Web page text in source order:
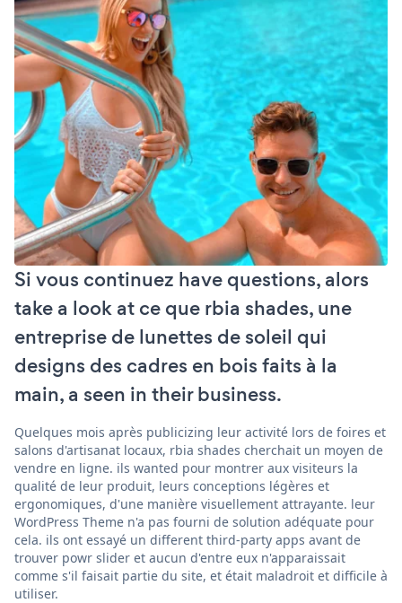
Si vous continuez have questions, alors
take a look at ce que rbia shades, une
entreprise de lunettes de soleil qui
designs des cadres en bois faits à la
main, a seen in their business.
Quelques mois après publicizing leur activité lors de foires et
salons d'artisanat locaux, rbia shades cherchait un moyen de
vendre en ligne. ils wanted pour montrer aux visiteurs la
qualité de leur produit, leurs conceptions légères et
ergonomiques, d'une manière visuellement attrayante. leur
WordPress Theme n'a pas fourni de solution adéquate pour
cela. ils ont essayé un different third-party apps avant de
trouver powr slider et aucun d'entre eux n'apparaissait
comme s'il faisait partie du site, et était maladroit et difficile à
utiliser.